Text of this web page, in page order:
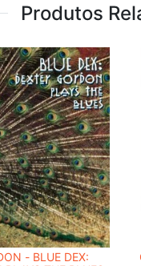
Produtos
- BLUE DEX: